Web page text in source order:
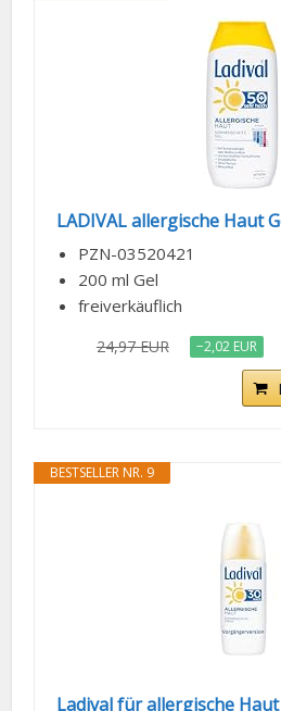
LADIVAL allergische Haut
PZN-03520421
200 ml Gel
freiverkäuflich
24,97 EUR −2,02 EUR
BESTSELLER NR. 9
Ladival für allergische